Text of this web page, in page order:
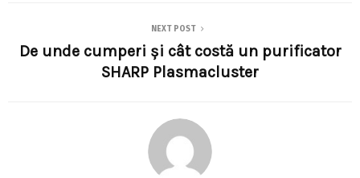
NEXT POST
De unde cumperi şi cât costă un purificator
SHARP Plasmacluster